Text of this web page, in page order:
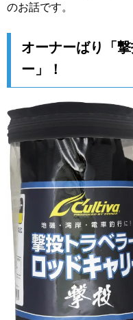
のお話です。
オーナーばり「
ー」！